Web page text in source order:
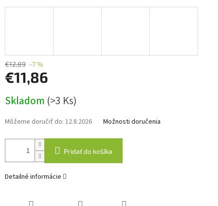
€12,89 –7 %
€11,86
cena:
Skladom (>3 Ks)
Môžeme doručiť do: 12.8.2026 Možnosti doručenia
Pridať do košíka
Detailné informácie